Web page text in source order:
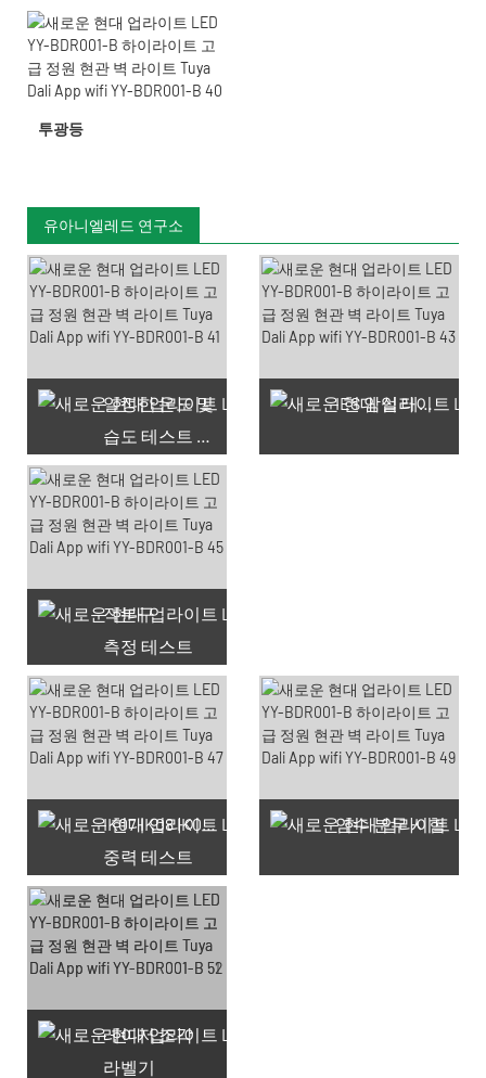
투광등
유아니엘레드 연구소
일정한 온도 및
습도 테스트 챔버
IES 암실 테스트
적분구
측정 테스트
사용 가능한 쿠폰 66개
IK07 IK08 IK09 IK10
중력 테스트
염수 분무 시험
레이저 조각
라벨기